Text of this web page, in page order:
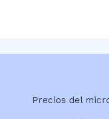
Precios del